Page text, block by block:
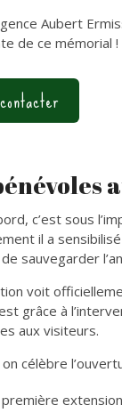
Aubert
de ce mémorial !
c’est sous
il a
sauvegarder
voit
grâce à
aux visiteurs.
on célèbre